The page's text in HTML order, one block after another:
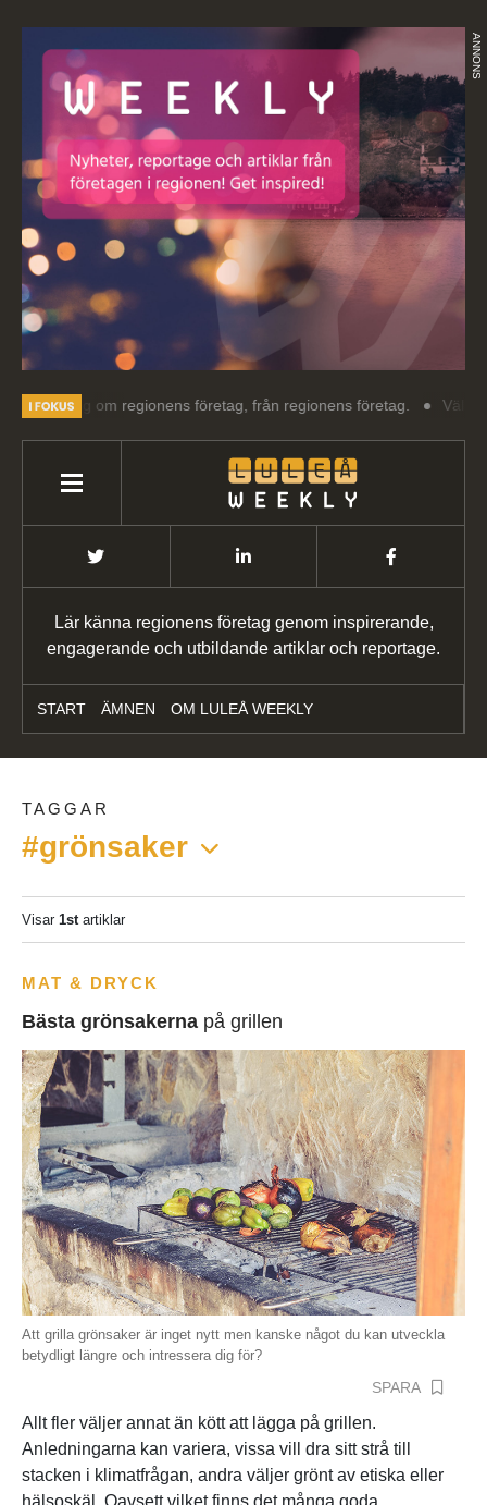
ANNONS
om regionens företag, från regionens företag. Välkommen till
Lär känna regionens företag genom inspirerande,
engagerande och utbildande artiklar och reportage.
START ÄMNEN OM LULEÅ WEEKLY
TAGGAR
#grönsaker
Visar 1startiklar
MAT & DRYCK
Bästa grönsakerna på grillen
Att grilla grönsaker är inget nytt men kanske något du kan utveckla
betydligt längre och intressera dig för?
SPARA
Allt fler väljer annat än kött att lägga på grillen.
Anledningarna kan variera, vissa vill dra sitt strå till
stacken i klimatfrågan, andra väljer grönt av etiska eller
hälsoskäl. Oavsett vilket finns det många goda